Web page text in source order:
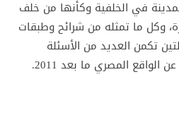
في الخلفية وكأنها من خلف
وكل ما تمثله من شرائح وطبقات
تكمن العديد من الأسئلة
الواقع المصري ما بعد 2011.